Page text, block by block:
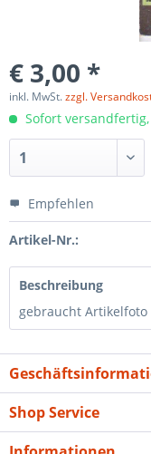
€ 3,00 *
inkl. MwSt.zzgl.
Sofort
Empfehlen
Artikel-Nr.:
Beschreibung
gebraucht
Shop Service